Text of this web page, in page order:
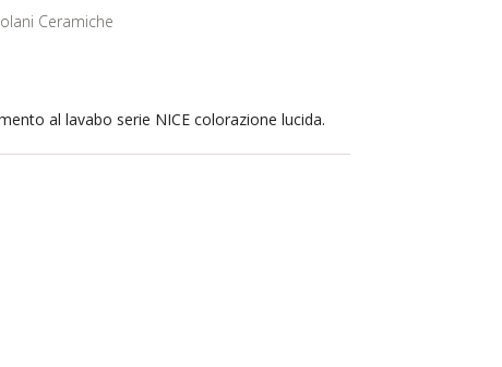
Ceramiche
al lavabo serie NICE colorazione lucida.